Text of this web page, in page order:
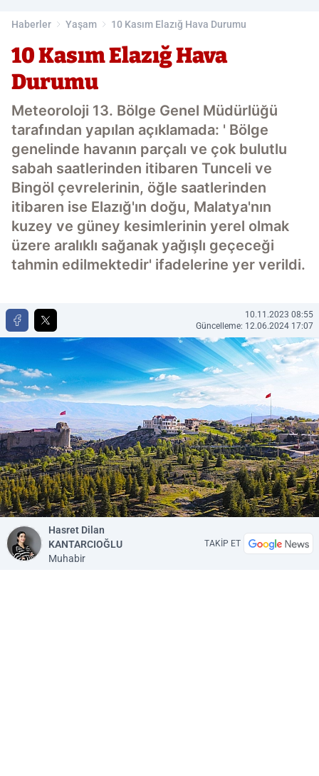
Haberler Yaşam 10 Kasım Elazığ Hava Durumu
10 Kasım Elazığ Hava
Durumu
Meteoroloji 13. Bölge Genel Müdürlüğü
tarafından yapılan açıklamada: ' Bölge
genelinde havanın parçalı ve çok bulutlu
sabah saatlerinden itibaren Tunceli ve
Bingöl çevrelerinin, öğle saatlerinden
itibaren ise Elazığ'ın doğu, Malatya'nın
kuzey ve güney kesimlerinin yerel olmak
üzere aralıklı sağanak yağışlı geçeceği
tahmin edilmektedir' ifadelerine yer verildi.
10.11.2023 08:55
Güncelleme: 12.06.2024 17:07
Hasret Dilan
KANTARCIOĞLU
Muhabir
TAKİP ET